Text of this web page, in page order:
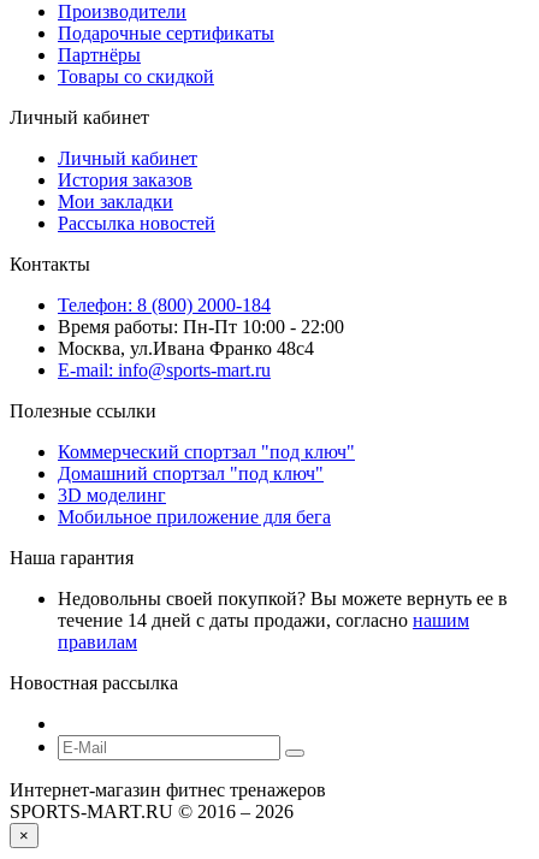
Производители
Подарочные сертификаты
Партнёры
Товары со скидкой
Личный кабинет
Личный кабинет
История заказов
Мои закладки
Рассылка новостей
Контакты
Телефон: 8 (800) 2000-184
Время работы: Пн-Пт 10:00 - 22:00
Москва, ул.Ивана Франко 48с4
E-mail: info@sports-mart.ru
Полезные ссылки
Коммерческий спортзал "под ключ"
Домашний спортзал "под ключ"
3D моделинг
Мобильное приложение для бега
Наша гарантия
Недовольны своей покупкой? Вы можете вернуть ее в
течение 14 дней с даты продажи, согласно нашим
правилам
Новостная рассылка
Интернет-магазин фитнес тренажеров
SPORTS-MART.RU © 2016 – 2026
×